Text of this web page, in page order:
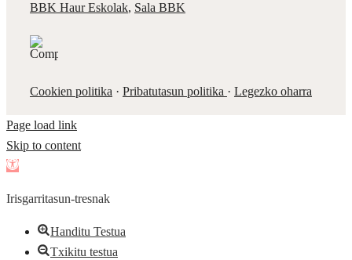
BBK Haur Eskolak, Sala BBK
Cookien politika · Pribatutasun politika · Legezko oharra
Page load link
Skip to content
Open
Irisgarritasun-tresnak
Handitu Testua
Txikitu testua